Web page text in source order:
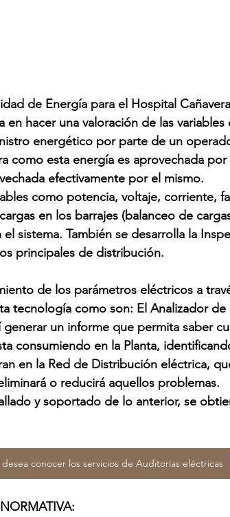
de Energía para el Hospital
en hacer una valoración de las variables
energético por parte de un
como esta energía es aprovechada
efectivamente por el mismo.
como potencia, voltaje, corriente,
en los barrajes (balanceo de
sistema. También se desarrolla la
principales de distribución.
de los parámetros eléctricos a
tecnología como son: El Analizador de
un informe que permita saber
consumiendo en la Planta,
en la Red de Distribución eléctrica,
o reducirá aquellos problemas.
y soportado de lo anterior, se
conocer los servicios de Auditorías eléctricas